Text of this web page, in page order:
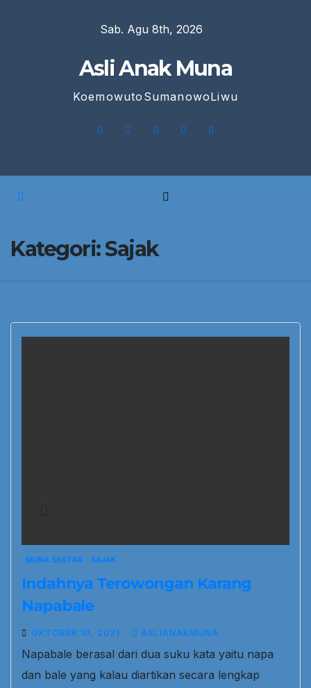
Sab. Agu 8th, 2026
Asli Anak Muna
KoemowutoSumanowoLiwu
Kategori:Sajak
MUNA.SASTRA SAJAK
Indahnya Terowongan Karang
Napabale
OKTOBER 10, 2021 ASLIANAKMUNA
Napabale berasal dari dua suku kata yaitu napa
dan bale yang kalau diartikan secara lengkap